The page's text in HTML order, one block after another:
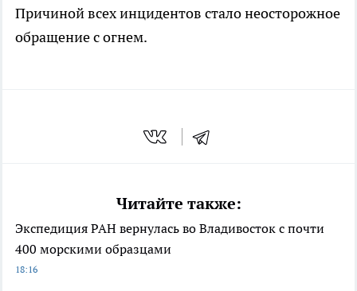
Причиной всех инцидентов стало неосторожное
обращение с огнем.
Читайте также:
Экспедиция РАН вернулась во Владивосток с почти
400 морскими образцами
18:16